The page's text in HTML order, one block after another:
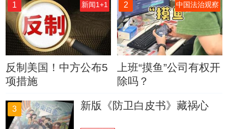
1 新闻1+1
反制美国！中方公布5
项措施
2 中国法治观察
上班“摸鱼”公司有权开
除吗？
3 新版《防卫白皮书》藏祸心